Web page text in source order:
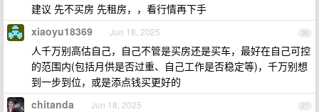
建议 先不买房 先租房，，看行情再下手
26
xiaoyu18369 Jun 18, 2025
人千万别高估自己，自己不管是买房还是买车，最好在自己可控
的范围内(包括月供是否过重、自己工作是否稳定等)，千万别想
到一步到位，或是添点钱买更好的
27
chitanda Jun 18, 2025